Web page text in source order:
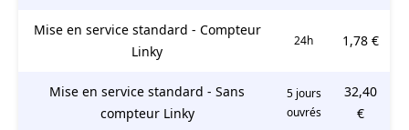
Mise en service standard - Compteur
Linky
24h 1,78 €
Mise en service standard - Sans
compteur Linky
5 jours
ouvrés
32,40
€